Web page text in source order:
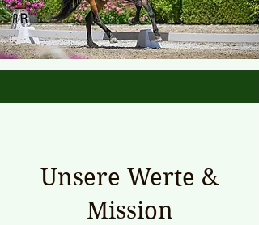
Unsere Werte &
Mission​